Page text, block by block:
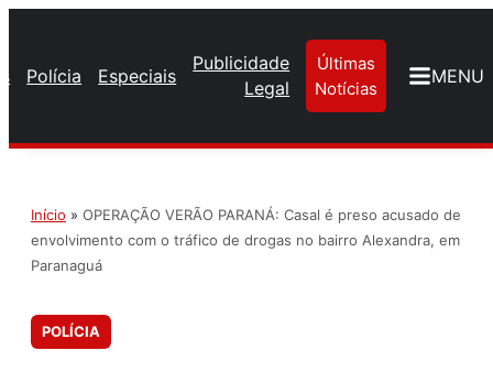
Polícia Especiais
Publicidade
Legal
Últimas
Notícias
MENU
Início » OPERAÇÃO VERÃO PARANÁ: Casal é preso acusado de
envolvimento com o tráfico de drogas no bairro Alexandra, em
Paranaguá
POLÍCIA